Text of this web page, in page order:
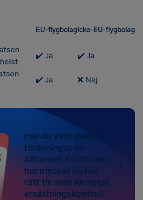
EU-flygbolag Icke-EU-flygbolag
✔️ Ja
✔️ Ja
✔️ Ja ❌ Nej
Har du varit med om
förseningar på
Alicante? Kontrollera
hur mycket du har
rätt till med AirHelps
ersättningskontroll.